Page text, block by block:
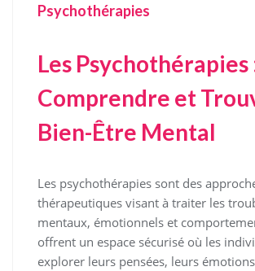
Psychothérapies
Les Psychothérapies
Comprendre et
Bien-Être Mental
Les psychothérapies sont des
thérapeutiques visant à traiter les
mentaux, émotionnels et
offrent un espace sécurisé où les
explorer leurs pensées, leurs